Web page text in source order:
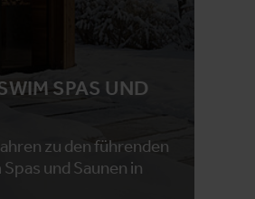
SPAS UND
zu den führenden
und Saunen in